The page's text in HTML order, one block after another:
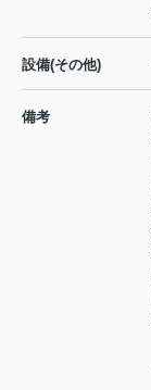
設備(その他)
備考